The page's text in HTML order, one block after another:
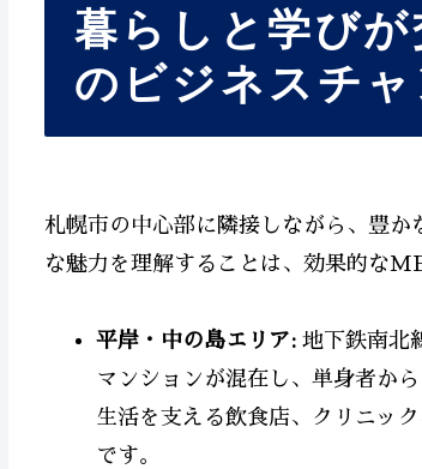
暮らしと学びが
のビジネスチ
札幌市の中心部に隣接しながら、豊
な魅力を理解することは、効果的な
平岸・中の島エリア: 地下鉄南北
マンションが混在し、単身者か
生活を支える飲食店、クリニッ
です。